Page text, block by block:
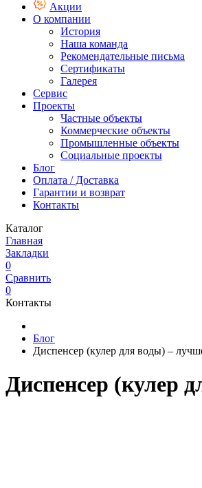
Акции
О компании
История
Наша команда
Рекомендательные письма
Сертификаты
Галерея
Сервис
Проекты
Частные объекты
Коммерческие объекты
Промышленные объекты
Социальные проекты
Блог
Оплата / Доставка
Гарантии и возврат
Контакты
Каталог
Главная
Закладки
0
Сравнить
0
Контакты
Блог
Диспенсер (кулер для воды) –
Диспенсер (кулер